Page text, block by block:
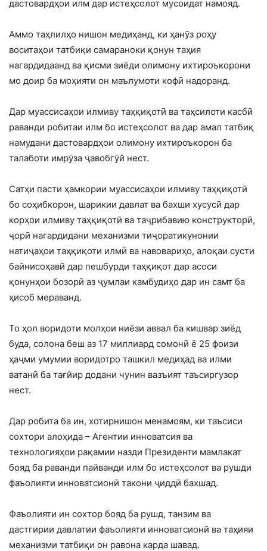
дастовардҳои илм дар истеҳсолот мусоидат намояд.
Аммо таҳлилҳо нишон медиҳанд, ки ҳанӯз роҳу
воситаҳои татбиқи самараноки қонун таҳия
нагардидаанд ва қисми зиёди олимону ихтироъкорони
мо доир ба моҳияти он маълумоти кофӣ надоранд.
Дар муассисаҳои илмиву таҳқиқотӣ ва таҳсилоти касбӣ
раванди робитаи илм бо истеҳсолот ва дар амал татбиқ
намудани дастовардҳои олимону ихтироъкорон ба
талаботи имрӯза ҷавобгӯй нест.
Сатҳи пасти ҳамкории муассисаҳои илмиву таҳқиқотӣ
бо соҳибкорон, шарикии давлат ва бахши хусусӣ дар
корҳои илмиву таҳқиқотӣ ва таҷрибавию конструкторӣ,
ҷорӣ нагардидани механизми тиҷоратикунонии
натиҷаҳои таҳқиқоти илмӣ ва навовариҳо, алоқаи сусти
байнисоҳавӣ дар пешбурди таҳқиқот дар асоси
қонунҳои бозорӣ аз ҷумлаи камбудиҳо дар ин самт ба
ҳисоб мераванд.
То ҳол воридоти молҳои ниёзи аввал ба кишвар зиёд
буда, солона беш аз 17 миллиард сомонӣ ё 25 фоизи
ҳаҷми умумии воридотро ташкил медиҳад ва илми
ватанӣ ба тағйир додани чунин вазъият таъсиргузор
нест.
Дар робита ба ин, хотирнишон менамоям, ки таъсиси
сохтори алоҳида – Агентии инноватсия ва
технологияҳои рақамии назди Президенти мамлакат
бояд ба раванди пайванди илм бо истеҳсолот ва рушди
фаъолияти инноватсионӣ такони ҷиддӣ бахшад.
Фаъолияти ин сохтор бояд ба рушд, танзим ва
дастгирии давлатии фаъолияти инноватсионӣ ва таҳияи
механизми татбиқи он равона карда шавад.